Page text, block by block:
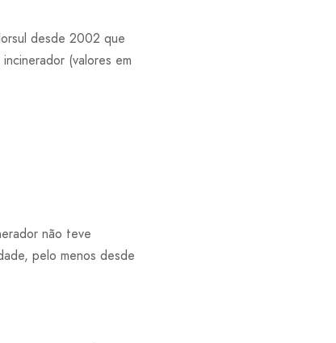
desde 2002 que
(valores em
não teve
pelo menos desde